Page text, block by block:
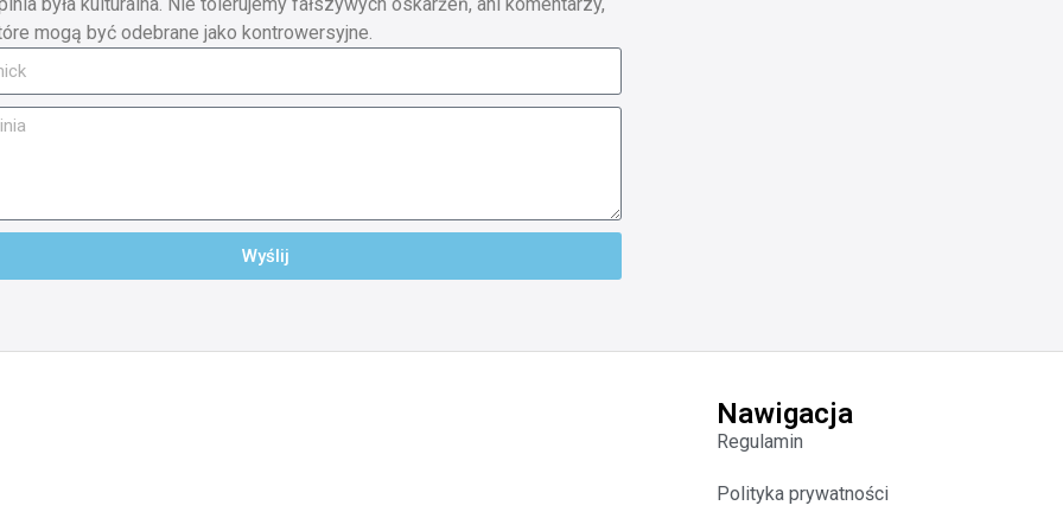
była kulturalna. Nie tolerujemy fałszywych oskarżeń, ani komentarzy,
mogą być odebrane jako kontrowersyjne.
Wyślij
Nawigacja
Regulamin
Polityka prywatności